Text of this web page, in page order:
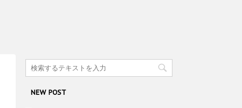
NEW POST